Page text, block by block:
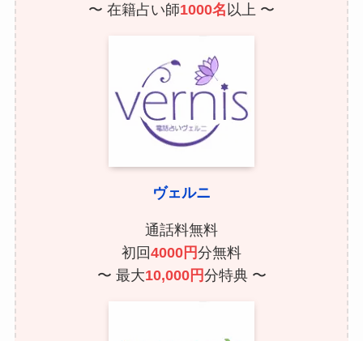
〜 在籍占い師1000名 以上 〜
ヴェルニ
通話料無料
初回4000円分無料
〜 最大10,000円分特典 〜